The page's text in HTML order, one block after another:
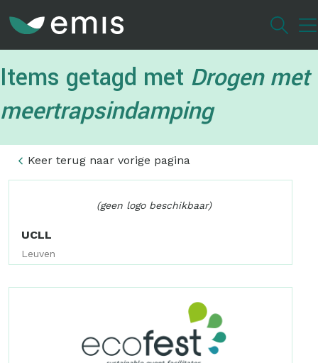
inhoud
Items getagd met Drogen met
meertrapsindamping
Keer terug naar vorige pagina
(geen logo beschikbaar)
UCLL
Leuven